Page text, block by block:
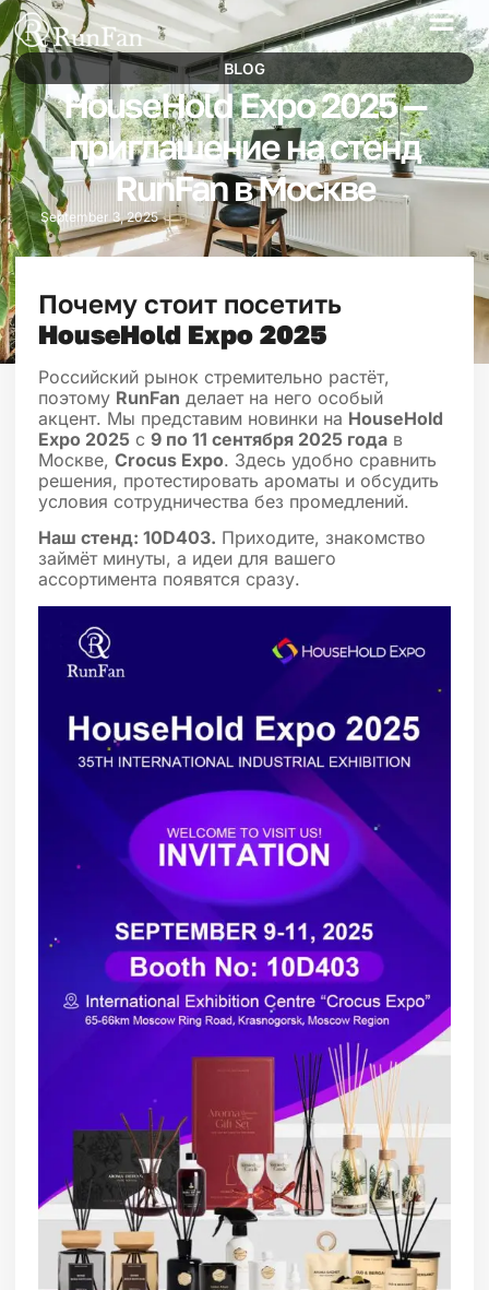
BLOG
HouseHold Expo 2025 —
приглашение на стенд
RunFan в Москве
September 3, 2025
Почему стоит посетить
HouseHold Expo 2025
Российский рынок стремительно растёт,
поэтому RunFan делает на него особый
акцент. Мы представим новинки на HouseHold
Expo 2025 с 9 по 11 сентября 2025 года в
Москве, Crocus Expo. Здесь удобно сравнить
решения, протестировать ароматы и обсудить
условия сотрудничества без промедлений.
Наш стенд: 10D403. Приходите, знакомство
займёт минуты, а идеи для вашего
ассортимента появятся сразу.